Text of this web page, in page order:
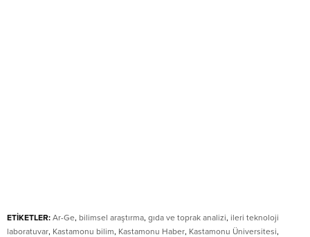
ETİKETLER: Ar-Ge, bilimsel araştırma, gıda ve toprak analizi, ileri teknoloji
laboratuvar, Kastamonu bilim, Kastamonu Haber, Kastamonu Üniversitesi,